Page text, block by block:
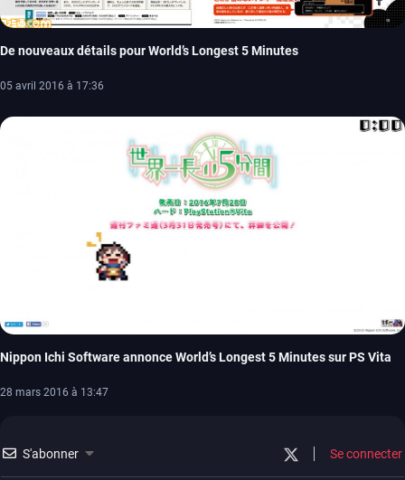
De nouveaux détails pour World’s Longest 5 Minutes
05 avril 2016 à 17:36
Nippon Ichi Software annonce World’s Longest 5 Minutes sur PS Vita
28 mars 2016 à 13:47
S'abonner Se connecter